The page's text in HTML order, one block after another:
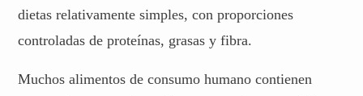
dietas relativamente simples, con proporciones
controladas de proteínas, grasas y fibra.
Muchos alimentos de consumo humano contienen